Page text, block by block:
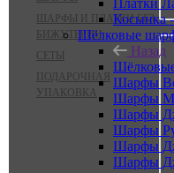
ШАРФЫ И ПЛАТКИ БЕЗ
БИЖУТЕРИИ
СЕТЫ
ПОДАРОЧНАЯ
УПАКОВКА
Платки
Косынка
Шёлковые
Назад
Шарфы
Шарфы
Шарфы
Шарфы
Шарфы
Шарфы